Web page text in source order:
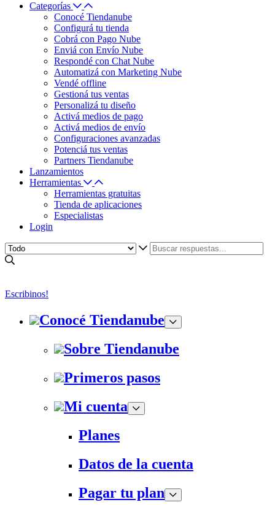
Categorías
Conocé Tiendanube
Configurá tu tienda
Cobrá con Pago Nube
Enviá con Envío Nube
Respondé con Chat Nube
Automatizá con Marketing Nube
Vendé offline
Gestioná tus ventas
Personalizá tu diseño
Activá medios de pago
Activá medios de envío
Configuraciones avanzadas
Potenciá tus ventas
Partners Tiendanube
Lanzamientos
Herramientas
Herramientas gratuitas
Tienda de aplicaciones
Especialistas
Login
Escribinos!
Conocé Tiendanube
Sobre Tiendanube
Primeros pasos
Mi cuenta
Planes
Datos de la cuenta
Pagar tu plan